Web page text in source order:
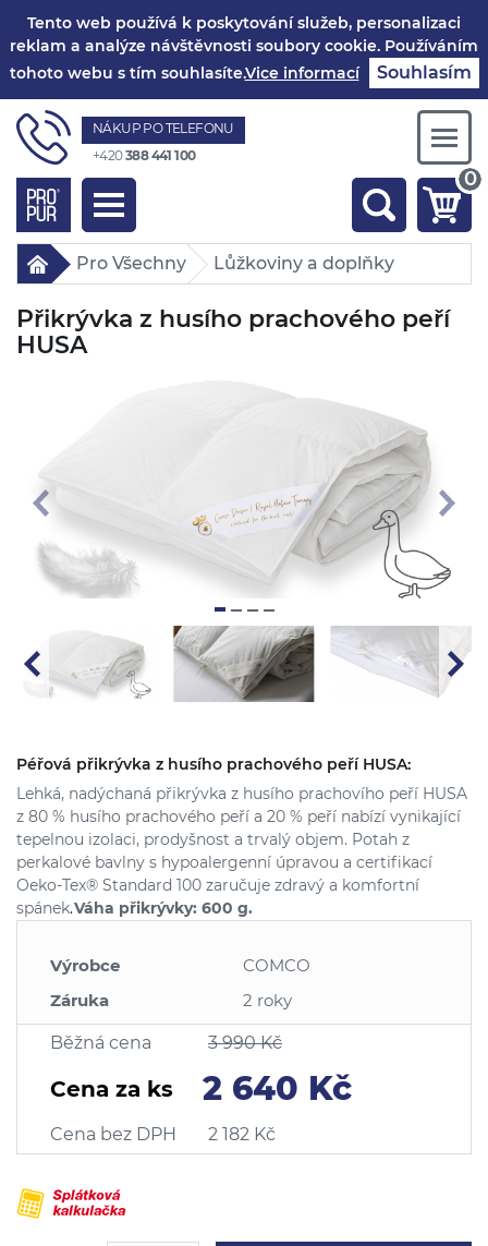
Tento web používá k poskytování služeb, personalizaci
reklam a analýze návštěvnosti soubory cookie. Používáním
tohoto webu s tím souhlasíte.Vice informací Souhlasím
NÁKUP PO TELEFONU
+420388 441 100
Toggle
navigation
0
Pro Všechny Lůžkoviny a doplňky
Přikrývka z husího prachového peří
HUSA
Péřová přikrývka z husího prachového peří HUSA:
Lehká, nadýchaná přikrývka z husího prachovího peří HUSA
z 80 % husího prachového peří a 20 % peří nabízí vynikající
tepelnou izolaci, prodyšnost a trvalý objem. Potah z
perkalové bavlny s hypoalergenní úpravou a certifikací
Oeko-Tex® Standard 100 zaručuje zdravý a komfortní
spánek.Váha přikrývky: 600 g.
Výrobce
COMCO
Záruka
2 roky
Běžná cena 3 990 Kč
Cena za ks 2 640 Kč
Cena bez DPH 2 182 Kč